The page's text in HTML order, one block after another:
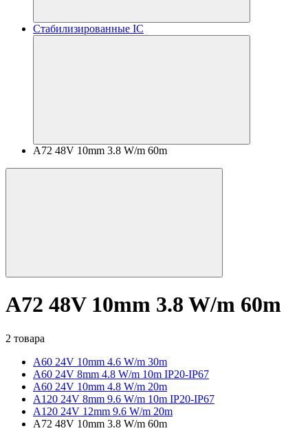
Стабилизированные IC
A72 48V 10mm 3.8 W/m 60m
A72 48V 10mm 3.8 W/m 60m
2 товара
A60 24V 10mm 4.6 W/m 30m
A60 24V 8mm 4.8 W/m 10m IP20-IP67
A60 24V 10mm 4.8 W/m 20m
A120 24V 8mm 9.6 W/m 10m IP20-IP67
A120 24V 12mm 9.6 W/m 20m
A72 48V 10mm 3.8 W/m 60m